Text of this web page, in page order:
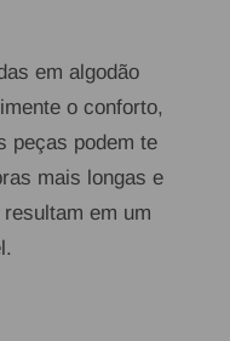
em algodão
o conforto,
peças podem te
mais longas e
em um